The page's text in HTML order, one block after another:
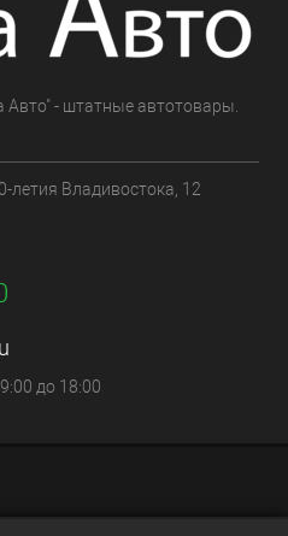
Авто" - штатные автотовары.
летия Владивостока, 12
до 18:00